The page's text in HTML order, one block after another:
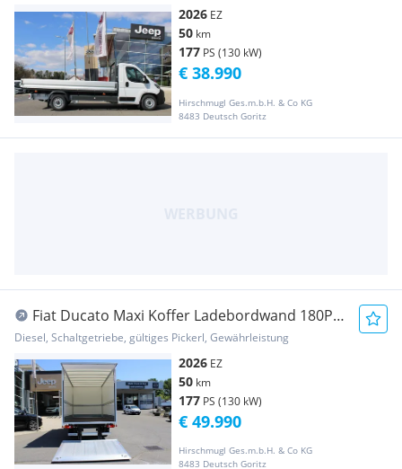
2026 EZ
50 km
177 PS (130 kW)
Hirschmugl Ges.m.b.H. & Co KG
8483 Deutsch Goritz
€ 38.990
Fiat Ducato Maxi Koffer Ladebordwand 180PS
10Zoll Na... Transporter / Kastenwagen
Diesel, Schaltgetriebe, gültiges Pickerl, Gewährleistung
2026 EZ
50 km
177 PS (130 kW)
Hirschmugl Ges.m.b.H. & Co KG
8483 Deutsch Goritz
€ 49.990